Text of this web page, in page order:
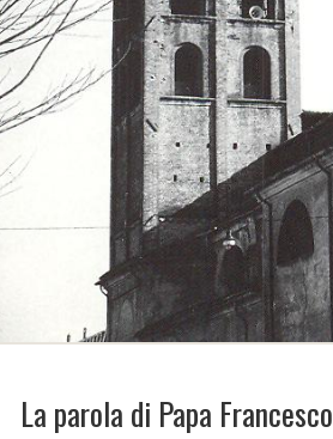
La parola di Papa Francesco